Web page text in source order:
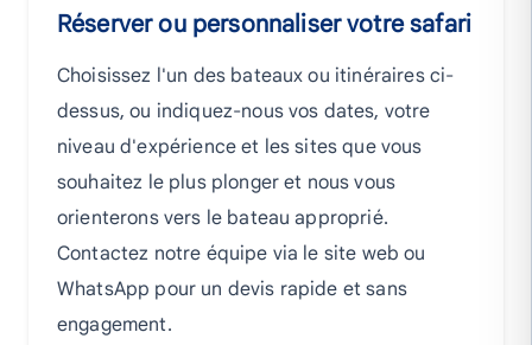
Réserver ou personnaliser votre safari
Choisissez l'un des bateaux ou itinéraires ci-
dessus, ou indiquez-nous vos dates, votre
niveau d'expérience et les sites que vous
souhaitez le plus plonger et nous vous
orienterons vers le bateau approprié.
Contactez notre équipe via le site web ou
WhatsApp pour un devis rapide et sans
engagement.